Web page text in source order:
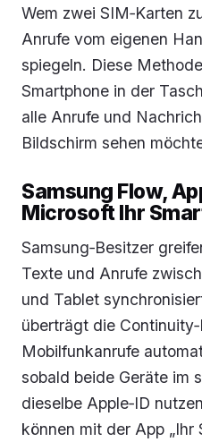
Wem zwei SIM‑Karten
Anrufe vom eigenen
spiegeln. Diese
Smartphone in der
alle Anrufe und
Bildschirm sehen
Samsung Flow,
Microsoft Ihr
Samsung‑Besitzer
Texte und Anrufe
und Tablet
überträgt die
Mobilfunkanrufe
sobald beide Geräte im
dieselbe Apple‑ID
können mit der App „Ihr